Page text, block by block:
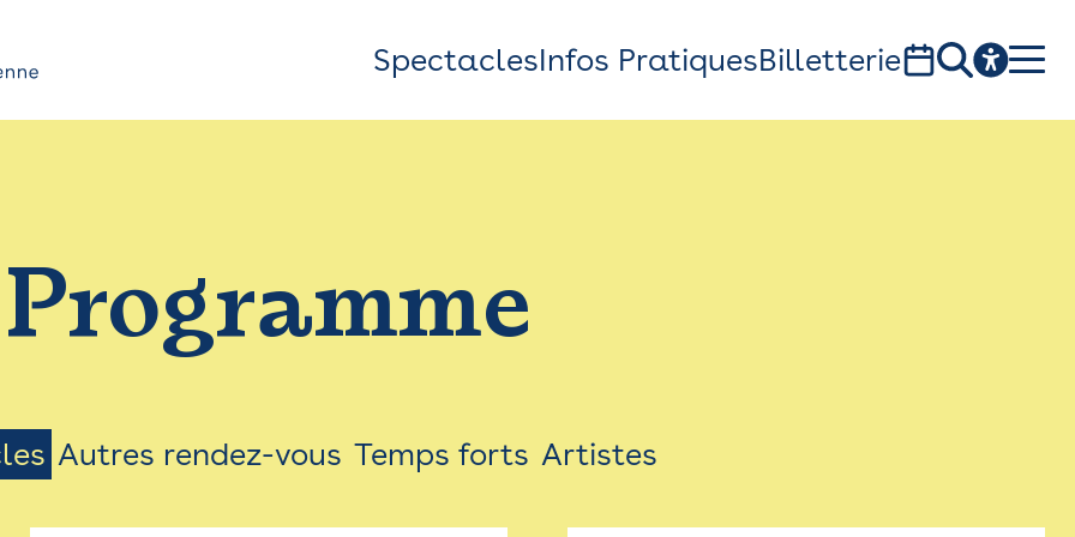
Top
Bar
Menu
SpectaclesInfos PratiquesBilletterie
1, av. du Chateau d'eau - 31300 Toulouse
Programme
Autres rendez-vous Temps forts Artistes